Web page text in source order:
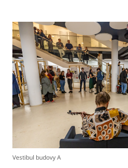
Vestibul budovy A